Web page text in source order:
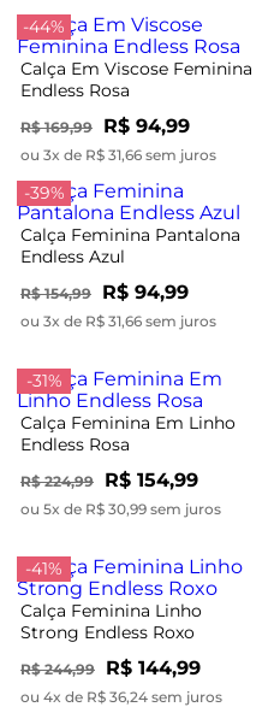
-44%
Calça Em Viscose Feminina
Endless Rosa
R$ 169,99 R$ 94,99
ou 3x de R$ 31,66 sem juros
-39%
Calça Feminina Pantalona
Endless Azul
R$ 154,99 R$ 94,99
ou 3x de R$ 31,66 sem juros
-31%
Calça Feminina Em Linho
Endless Rosa
R$ 224,99 R$ 154,99
ou 5x de R$ 30,99 sem juros
-41%
Calça Feminina Linho
Strong Endless Roxo
R$ 244,99 R$ 144,99
ou 4x de R$ 36,24 sem juros